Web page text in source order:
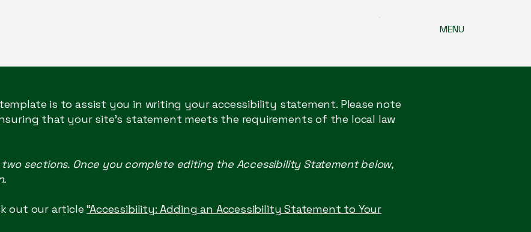
MENU
is to assist you in writing your accessibility statement. Please note
that your site's statement meets the requirements of the local law
sections. Once you complete editing the Accessibility Statement below,
out our article“Accessibility: Adding an Accessibility Statement to Your